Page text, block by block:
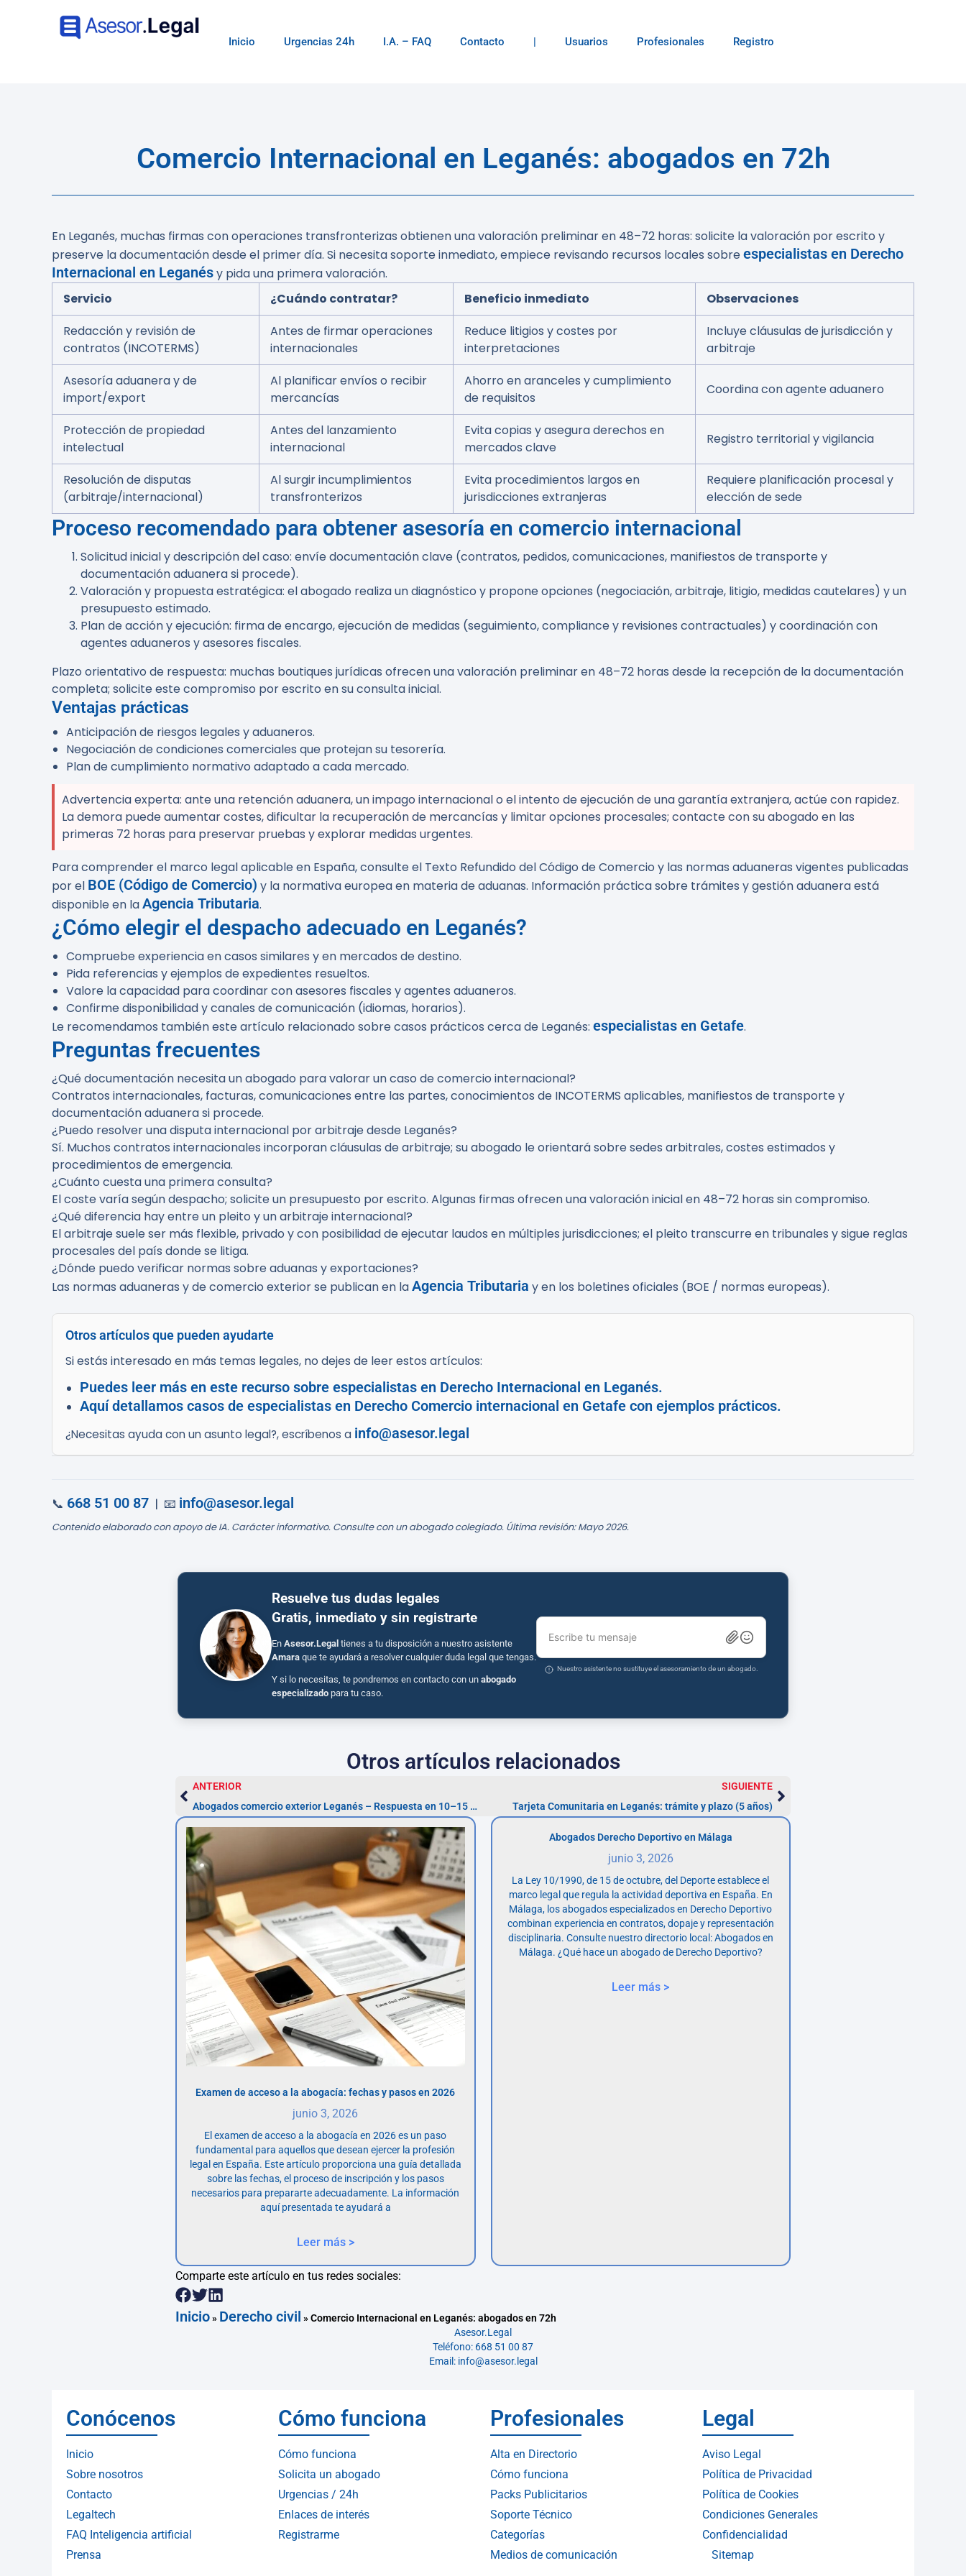
Inicio Urgencias 24h I.A. – FAQ Contacto | Usuarios Profesionales Registro
Comercio Internacional en Leganés: abogados en 72h
En Leganés, muchas firmas con operaciones transfronterizas obtienen una valoración preliminar en 48–72 horas: solicite la valoración por escrito y
preserve la documentación desde el primer día. Si necesita soporte inmediato, empiece revisando recursos locales sobreespecialistas en Derecho
Internacional en Leganésy pida una primera valoración.
Servicio
¿Cuándo contratar? Beneficio inmediato
Observaciones
Redacción y revisión de
contratos (INCOTERMS)
Antes de firmar operaciones
internacionales
Reduce litigios y costes por
interpretaciones
Incluye cláusulas de jurisdicción y
arbitraje
Asesoría aduanera y de
import/export
Al planificar envíos o recibir
mercancías
Ahorro en aranceles y cumplimiento
de requisitos
Coordina con agente aduanero
Protección de propiedad
intelectual
Antes del lanzamiento
internacional
Evita copias y asegura derechos en
mercados clave
Registro territorial y vigilancia
Resolución de disputas
(arbitraje/internacional)
Al surgir incumplimientos
transfronterizos
Evita procedimientos largos en
jurisdicciones extranjeras
Requiere planificación procesal y
elección de sede
Proceso recomendado para obtener asesoría en comercio internacional
Solicitud inicial y descripción del caso: envíe documentación clave (contratos, pedidos, comunicaciones, manifiestos de transporte y
documentación aduanera si procede).
Valoración y propuesta estratégica: el abogado realiza un diagnóstico y propone opciones (negociación, arbitraje, litigio, medidas cautelares) y un
presupuesto estimado.
Plan de acción y ejecución: firma de encargo, ejecución de medidas (seguimiento, compliance y revisiones contractuales) y coordinación con
agentes aduaneros y asesores fiscales.
Plazo orientativo de respuesta: muchas boutiques jurídicas ofrecen una valoración preliminar en 48–72 horas desde la recepción de la documentación
completa; solicite este compromiso por escrito en su consulta inicial.
Ventajas prácticas
Anticipación de riesgos legales y aduaneros.
Negociación de condiciones comerciales que protejan su tesorería.
Plan de cumplimiento normativo adaptado a cada mercado.
Advertencia experta: ante una retención aduanera, un impago internacional o el intento de ejecución de una garantía extranjera, actúe con rapidez.
La demora puede aumentar costes, dificultar la recuperación de mercancías y limitar opciones procesales; contacte con su abogado en las
primeras 72 horas para preservar pruebas y explorar medidas urgentes.
Para comprender el marco legal aplicable en España, consulte el Texto Refundido del Código de Comercio y las normas aduaneras vigentes publicadas
por el BOE (Código de Comercio) y la normativa europea en materia de aduanas. Información práctica sobre trámites y gestión aduanera está
disponible en laAgencia Tributaria.
¿Cómo elegir el despacho adecuado en Leganés?
Compruebe experiencia en casos similares y en mercados de destino.
Pida referencias y ejemplos de expedientes resueltos.
Valore la capacidad para coordinar con asesores fiscales y agentes aduaneros.
Confirme disponibilidad y canales de comunicación (idiomas, horarios).
Le recomendamos también este artículo relacionado sobre casos prácticos cerca de Leganés: especialistas en Getafe.
Preguntas frecuentes
¿Qué documentación necesita un abogado para valorar un caso de comercio internacional?
Contratos internacionales, facturas, comunicaciones entre las partes, conocimientos de INCOTERMS aplicables, manifiestos de transporte y
documentación aduanera si procede.
¿Puedo resolver una disputa internacional por arbitraje desde Leganés?
Sí. Muchos contratos internacionales incorporan cláusulas de arbitraje; su abogado le orientará sobre sedes arbitrales, costes estimados y
procedimientos de emergencia.
¿Cuánto cuesta una primera consulta?
El coste varía según despacho; solicite un presupuesto por escrito. Algunas firmas ofrecen una valoración inicial en 48–72 horas sin compromiso.
¿Qué diferencia hay entre un pleito y un arbitraje internacional?
El arbitraje suele ser más flexible, privado y con posibilidad de ejecutar laudos en múltiples jurisdicciones; el pleito transcurre en tribunales y sigue reglas
procesales del país donde se litiga.
¿Dónde puedo verificar normas sobre aduanas y exportaciones?
Las normas aduaneras y de comercio exterior se publican en laAgencia Tributaria y en los boletines oficiales (BOE / normas europeas).
Otros artículos que pueden ayudarte
Si estás interesado en más temas legales, no dejes de leer estos artículos:
Puedes leer más en este recurso sobre especialistas en Derecho Internacional en Leganés.
Aquí detallamos casos de especialistas en Derecho Comercio internacional en Getafe con ejemplos prácticos.
¿Necesitas ayuda con un asunto legal?, escríbenos a info@asesor.legal
📞 668 51 00 87 | 📧 info@asesor.legal
Contenido elaborado con apoyo de IA. Carácter informativo. Consulte con un abogado colegiado. Última revisión: Mayo 2026.
Resuelve tus dudas legales
Gratis, inmediato y sin registrarte
En Asesor.Legal tienes a tu disposición a nuestro asistente
Amara que te ayudará a resolver cualquier duda legal que tengas.
Y si lo necesitas, te pondremos en contacto con un abogado
especializado para tu caso.
Escribe tu mensaje
Nuestro asistente no sustituye el asesoramiento de un abogado.
Otros artículos relacionados
ANTERIOR
Abogados comercio exterior Leganés – Respuesta en 10–15 días
SIGUIENTE
Tarjeta Comunitaria en Leganés: trámite y plazo (5 años)
Examen de acceso a la abogacía: fechas y pasos en 2026
junio 3, 2026
El examen de acceso a la abogacía en 2026 es un paso
fundamental para aquellos que desean ejercer la profesión
legal en España. Este artículo proporciona una guía detallada
sobre las fechas, el proceso de inscripción y los pasos
necesarios para prepararte adecuadamente. La información
aquí presentada te ayudará a
Leer más >
Abogados Derecho Deportivo en Málaga
junio 3, 2026
La Ley 10/1990, de 15 de octubre, del Deporte establece el
marco legal que regula la actividad deportiva en España. En
Málaga, los abogados especializados en Derecho Deportivo
combinan experiencia en contratos, dopaje y representación
disciplinaria. Consulte nuestro directorio local: Abogados en
Málaga. ¿Qué hace un abogado de Derecho Deportivo?
Leer más >
Comparte este artículo en tus redes sociales:
Inicio» Derecho civil »Comercio Internacional en Leganés: abogados en 72h
Asesor.Legal
Teléfono: 668 51 00 87
Email: info@asesor.legal
Conócenos
Inicio
Sobre nosotros
Contacto
Legaltech
FAQ Inteligencia artificial
Prensa
Cómo funciona
Cómo funciona
Solicita un abogado
Urgencias / 24h
Enlaces de interés
Registrarme
Profesionales
Alta en Directorio
Cómo funciona
Packs Publicitarios
Soporte Técnico
Categorías
Medios de comunicación
Legal
Aviso Legal
Política de Privacidad
Política de Cookies
Condiciones Generales
Confidencialidad
Sitemap